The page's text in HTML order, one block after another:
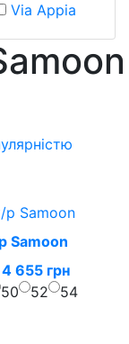
Via Appia
Samoon
4 655 грн
50 52 54